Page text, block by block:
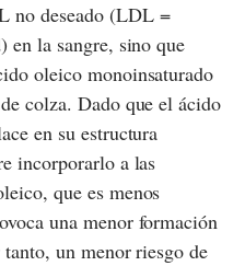
no deseado (LDL =
en la sangre, sino que
oleico monoinsaturado
colza. Dado que el ácido
en su estructura
incorporarlo a las
que es menos
una menor formación
un menor riesgo de